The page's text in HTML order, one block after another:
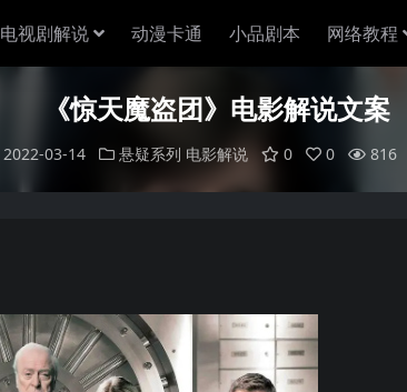
电视剧解说 动漫卡通 小品剧本 网络教程
《惊天魔盗团》电影解说文案
2022-03-14 悬疑系列 电影解说 0 0 816